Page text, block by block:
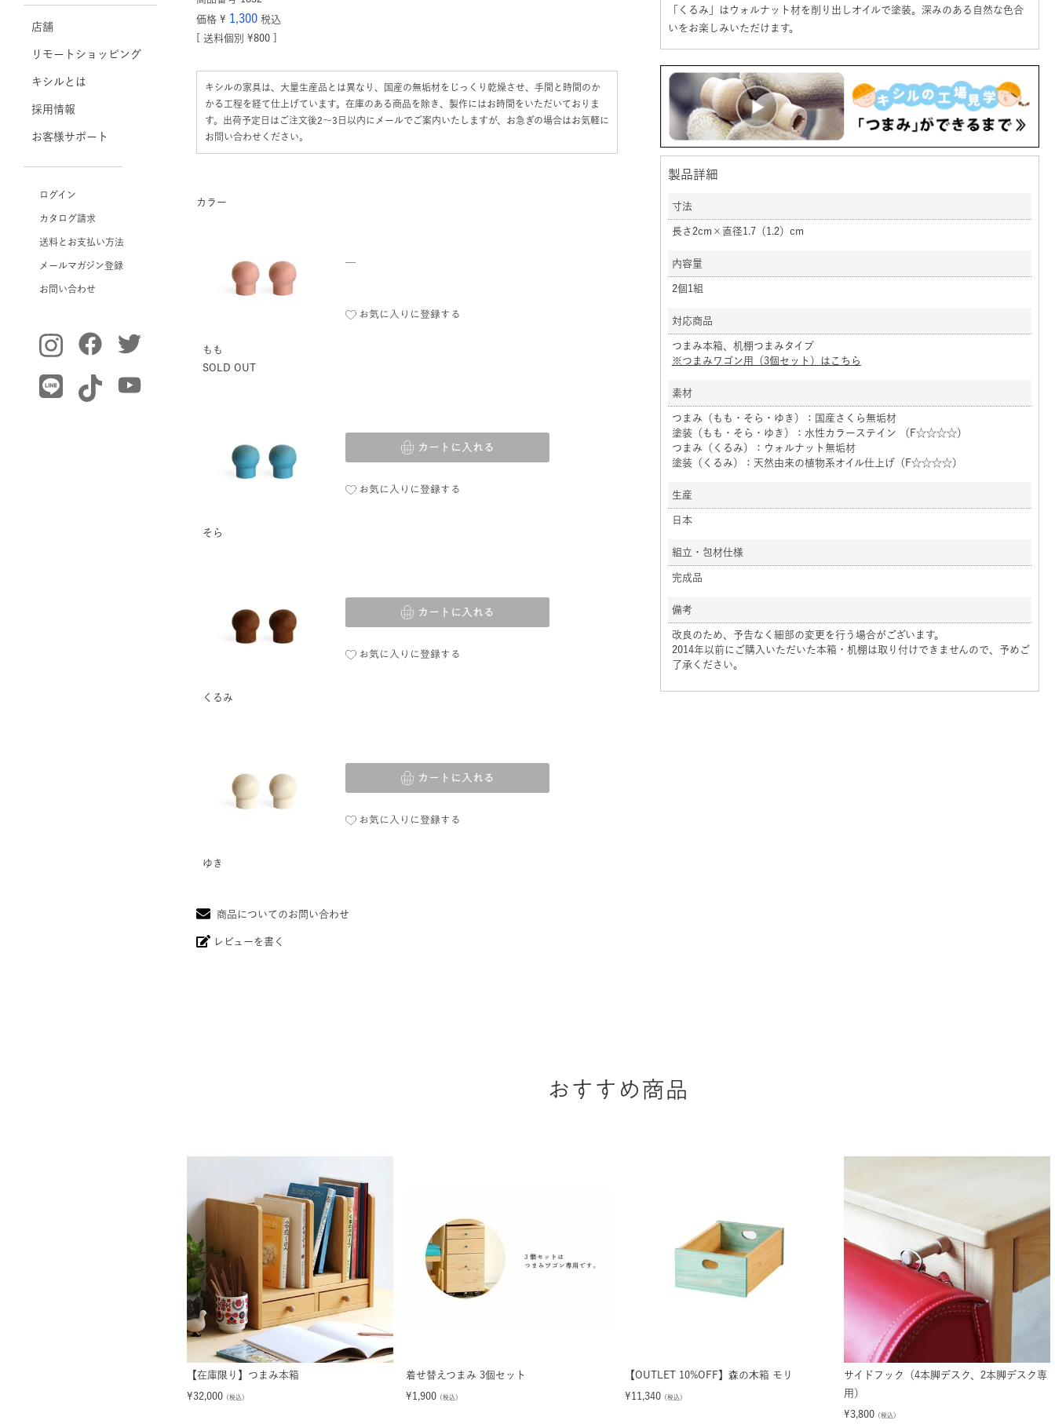
店舗
リモートショッピング
キシルとは
採用情報
お客様サポート
ログイン
カタログ請求
送料とお支払い方法
メールマガジン登録
お問い合わせ
価格 ¥ 1,300 税込
送料個別
¥800
キシルの家具は、大量生産品とは異なり、国産の無垢材をじっくり乾燥させ、手間と時間のか
かる工程を経て仕上げています。在庫のある商品を除き、製作にはお時間をいただいておりま
す。出荷予定日はご注文後2〜3日以内にメールでご案内いたしますが、お急ぎの場合はお気軽に
お問い合わせください。
カラー
もも
SOLD OUT
お気に入りに登録する
—
そら
お気に入りに登録する
カートに入れる
くるみ
お気に入りに登録する
カートに入れる
ゆき
お気に入りに登録する
カートに入れる
商品についてのお問い合わせ
レビューを書く
「くるみ」はウォルナット材を削り出しオイルで塗装。深みのある自然な色合
いをお楽しみいただけます。
製品詳細
寸法
長さ2cm×直径1.7（1.2）cm
内容量
2個1組
対応商品
つまみ本箱、机棚つまみタイプ
※つまみワゴン用（3個セット）はこちら
素材
つまみ（もも・そら・ゆき）：国産さくら無垢材
塗装（もも・そら・ゆき）：水性カラーステイン （F☆☆☆☆）
つまみ（くるみ）：ウォルナット無垢材
塗装（くるみ）：天然由来の植物系オイル仕上げ（F☆☆☆☆）
生産
日本
組立・包材仕様
完成品
備考
改良のため、予告なく細部の変更を行う場合がございます。
2014年以前にご購入いただいた本箱・机棚は取り付けできませんので、予めご
了承ください。
おすすめ商品
【在庫限り】つまみ本箱
¥32,000 （税込）
着せ替えつまみ 3個セット
¥1,900 （税込）
【OUTLET 10%OFF】森の木箱 モリ
¥11,340 （税込）
サイドフック（4本脚デスク、2本脚デスク専
用）
¥3,800 （税込）